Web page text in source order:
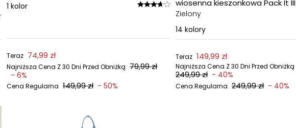
1 kolor
Teraz 74,99 zł
Najniższa Cena Z 30 Dni Przed Obniżką 79,99 zł
- 6%
Cena Regularna 149,99 zł - 50%
wiosenna kieszonkowa Pack It III
Zielony
14 kolory
Teraz 149,99 zł
Najniższa Cena Z 30 Dni Przed Obniżką
249,99 zł - 40%
Cena Regularna 249,99 zł - 40%